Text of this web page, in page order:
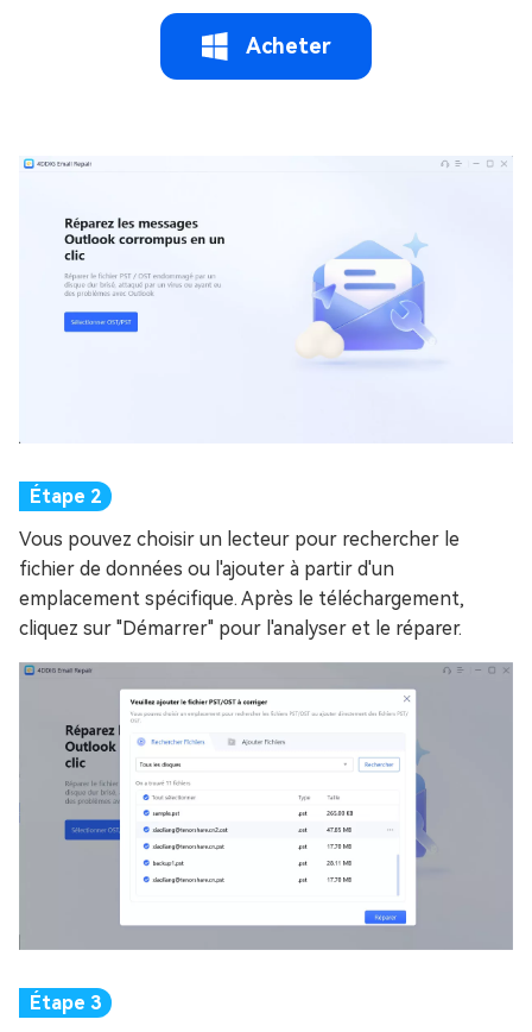
Acheter
Vous pouvez choisir un lecteur pour rechercher le
fichier de données ou l'ajouter à partir d'un
emplacement spécifique. Après le téléchargement,
cliquez sur "Démarrer" pour l'analyser et le réparer.